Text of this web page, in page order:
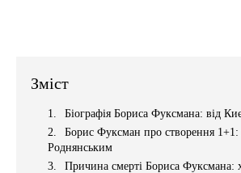
Зміст
Біографія Бориса Фуксмана: від
Борис Фуксман про створення 1+1:
Роднянським
Причина смерті Бориса Фуксмана: